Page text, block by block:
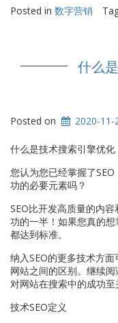
Posted in 数字营销
什么
Posted on 2020-11-
什么是技术搜索引擎优化
您认为您已经掌握了
功的必要元素吗？
SEO比开发高质量的内
功的一半！如果您真的
都达到标准。
纳入SEO的更多技术方
网站之间的区别。继续
对网站在搜索中的成功至
技术SEO定义